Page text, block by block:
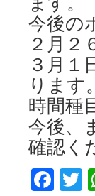
今後の
２月
３月
ります。
時間種
今後、
確認く